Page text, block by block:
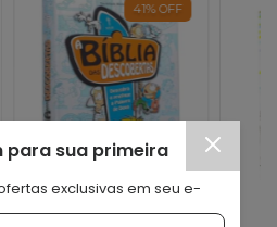
41%OFF
para sua primeira
exclusivas em seu e-